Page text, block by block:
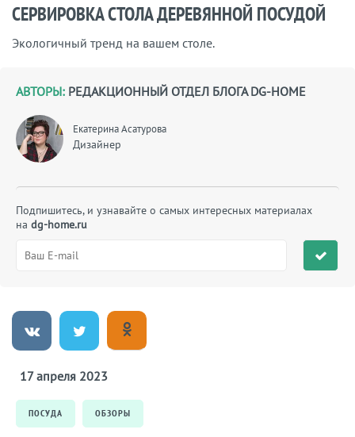
СЕРВИРОВКА СТОЛА ДЕРЕВЯННОЙ ПОСУДОЙ
Экологичный тренд на вашем столе.
АВТОРЫ: РЕДАКЦИОННЫЙ ОТДЕЛ БЛОГА DG-HOME
Екатерина Асатурова
Дизайнер
Подпишитесь, и узнавайте о самых интересных материалах
на dg-home.ru
17 апреля 2023
ПОСУДА ОБЗОРЫ